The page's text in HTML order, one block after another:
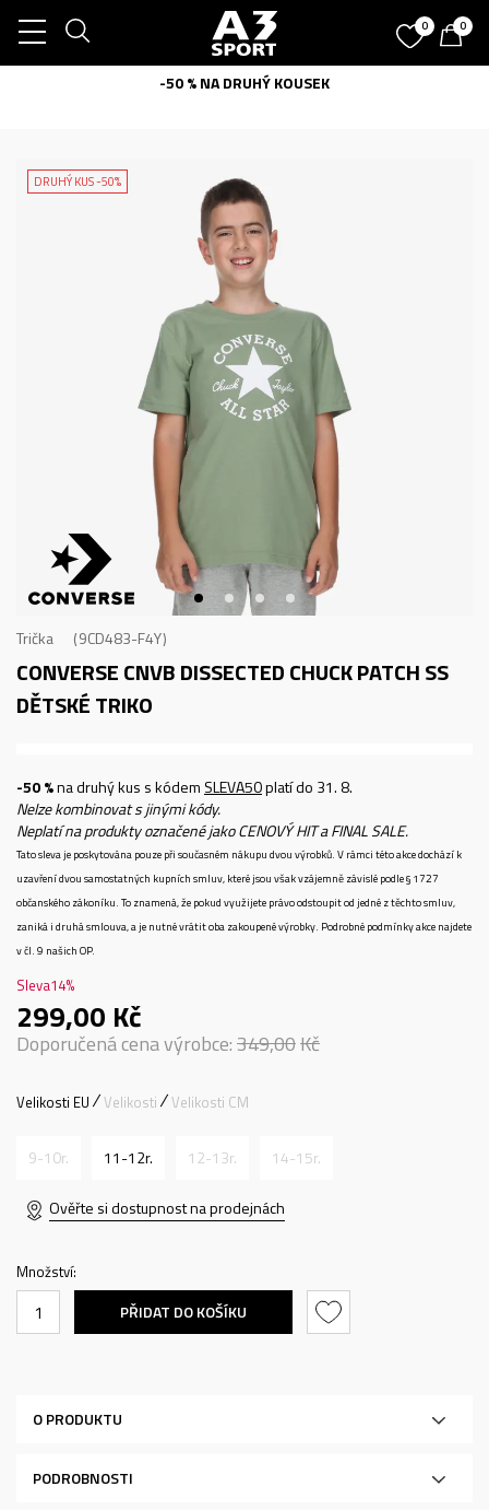
0 0
-50 % NA DRUHÝ KOUSEK
DRUHÝ KUS -50%
Trička 9CD483-F4Y
CONVERSE CNVB DISSECTED CHUCK PATCH SS
DĚTSKÉ TRIKO
-50 %na druhý kus s kódem SLEVA50platí do 31. 8.
Nelze kombinovat s jinými kódy.
Neplatí na produkty označené jako CENOVÝ HIT a FINAL SALE.
Tato sleva je poskytována pouze při současném nákupu dvou výrobků. V rámci této akce dochází k
uzavření dvou samostatných kupních smluv, které jsou však vzájemně závislé podle § 1727
občanského zákoníku. To znamená, že pokud využijete právo odstoupit od jedné z těchto smluv,
zaniká i druhá smlouva, a je nutné vrátit oba zakoupené výrobky. Podrobné podmínky akce najdete
v čl. 9 našich OP.
Sleva14%
299,00 Kč
Doporučená cena výrobce:349,00Kč
Velikosti EU Velikosti Velikosti CM
9-10r. 11-12r. 12-13r. 14-15r.
Ověřte si dostupnost na prodejnách
Množství:
PŘIDAT DO KOŠÍKU
O PRODUKTU
PODROBNOSTI